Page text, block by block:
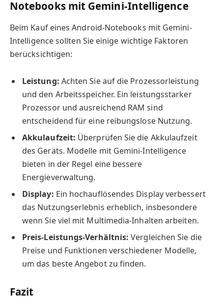
Notebooks mit Gemini-Intelligence
Beim Kauf eines Android-Notebooks mit Gemini-
Intelligence sollten Sie einige wichtige Faktoren
berücksichtigen:
Leistung: Achten Sie auf die Prozessorleistung
und den Arbeitsspeicher. Ein leistungsstarker
Prozessor und ausreichend RAM sind
entscheidend für eine reibungslose Nutzung.
Akkulaufzeit: Überprüfen Sie die Akkulaufzeit
des Geräts. Modelle mit Gemini-Intelligence
bieten in der Regel eine bessere
Energieverwaltung.
Display: Ein hochauflösendes Display verbessert
das Nutzungserlebnis erheblich, insbesondere
wenn Sie viel mit Multimedia-Inhalten arbeiten.
Preis-Leistungs-Verhältnis: Vergleichen Sie die
Preise und Funktionen verschiedener Modelle,
um das beste Angebot zu finden.
Fazit